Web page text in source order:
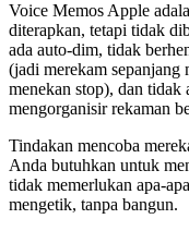
Voice Memos Apple
diterapkan, tetapi tidak
ada auto-dim, tidak
(jadi merekam sepanjang
menekan stop), dan tidak
mengorganisir rekaman
Tindakan mencoba
Anda butuhkan untuk
tidak memerlukan apa-
mengetik, tanpa bangun.